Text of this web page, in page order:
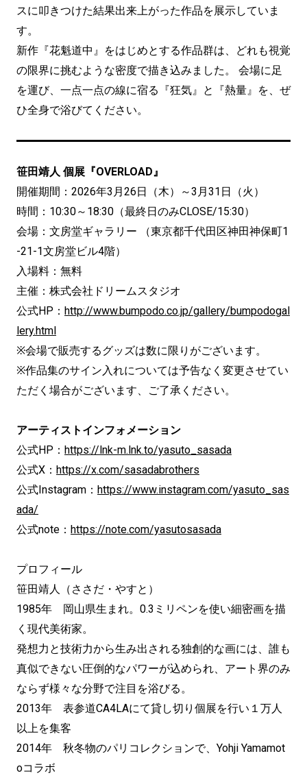
スに叩きつけた結果出来上がった作品を展示していま
す。
新作『花魁道中』をはじめとする作品群は、どれも視覚
の限界に挑むような密度で描き込みました。 会場に足
を運び、一点一点の線に宿る『狂気』と『熱量』を、ぜ
ひ全身で浴びてください。
笹田靖人 個展『OVERLOAD』
開催期間：2026年3月26日（木）～3月31日（火）
時間：10:30～18:30（最終日のみCLOSE/15:30）
会場：文房堂ギャラリー （東京都千代田区神田神保町1
-21-1文房堂ビル4階）
入場料：無料
主催：株式会社ドリームスタジオ
公式HP： http://www.bumpodo.co.jp/gallery/bumpodogal
lery.html
※会場で販売するグッズは数に限りがございます。
※作品集のサイン入れについては予告なく変更させてい
ただく場合がございます、ご了承ください。
アーティストインフォメーション
公式HP： https://lnk-m.lnk.to/yasuto_sasada
公式X： https://x.com/sasadabrothers
公式Instagram： https://www.instagram.com/yasuto_sas
ada/
公式note： https://note.com/yasutosasada
プロフィール
笹田靖人（ささだ・やすと）
1985年 岡山県生まれ。0.3ミリペンを使い細密画を描
く現代美術家。
発想力と技術力から生み出される独創的な画には、誰も
真似できない圧倒的なパワーが込められ、アート界のみ
ならず様々な分野で注目を浴びる。
2013年 表参道CA4LAにて貸し切り個展を行い１万人
以上を集客
2014年 秋冬物のパリコレクションで、Yohji Yamamot
oコラボ